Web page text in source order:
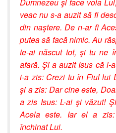
veac nu s-a auzit să fi
din naştere. De n-ar fi
putea să facă nimic. Au
te-ai născut tot, şi tu ne
afară. Şi a auzit Isus că l-
i-a zis: Crezi tu în Fiul lui
şi a zis: Dar cine este,
a zis Isus: L-ai şi văzut!
Acela este. Iar el a
închinat Lui.